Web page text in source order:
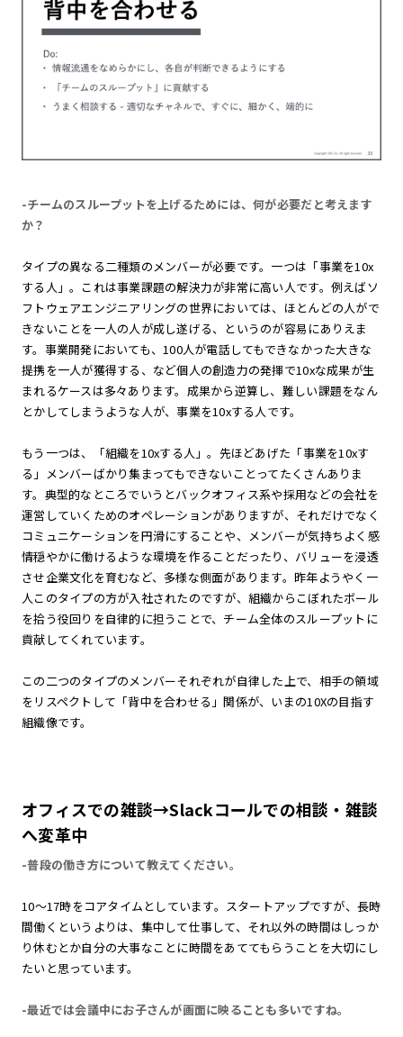
-チームのスループットを上げるためには、何が必要だと考えます
か？
タイプの異なる二種類のメンバーが必要です。一つは「事業を10x
する人」。これは事業課題の解決力が非常に高い人です。例えばソ
フトウェアエンジニアリングの世界においては、ほとんどの人がで
きないことを一人の人が成し遂げる、というのが容易にありえま
す。事業開発においても、100人が電話してもできなかった大きな
提携を一人が獲得する、など個人の創造力の発揮で10xな成果が生
まれるケースは多々あります。成果から逆算し、難しい課題をなん
とかしてしまうような人が、事業を10xする人です。
もう一つは、「組織を10xする人」。先ほどあげた「事業を10xす
る」メンバーばかり集まってもできないことってたくさんありま
す。典型的なところでいうとバックオフィス系や採用などの会社を
運営していくためのオペレーションがありますが、それだけでなく
コミュニケーションを円滑にすることや、メンバーが気持ちよく感
情穏やかに働けるような環境を作ることだったり、バリューを浸透
させ企業文化を育むなど、多様な側面があります。昨年ようやく一
人このタイプの方が入社されたのですが、組織からこぼれたボール
を拾う役回りを自律的に担うことで、チーム全体のスループットに
貢献してくれています。
この二つのタイプのメンバーそれぞれが自律した上で、相手の領域
をリスペクトして「背中を合わせる」関係が、いまの10Xの目指す
組織像です。
オフィスでの雑談→Slackコールでの相談・雑談
へ変革中
-普段の働き方について教えてください。
10〜17時をコアタイムとしています。スタートアップですが、長時
間働くというよりは、集中して仕事して、それ以外の時間はしっか
り休むとか自分の大事なことに時間をあててもらうことを大切にし
たいと思っています。
-最近では会議中にお子さんが画面に映ることも多いですね。